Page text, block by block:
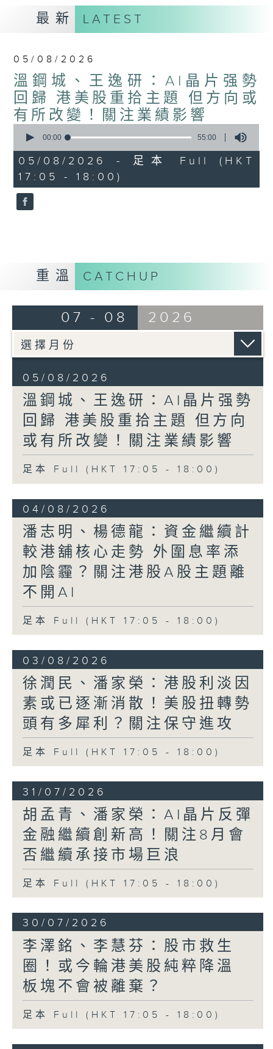
星期四【解鎖A股賽道】探索北水流向
星期五 【金錢本色——透視華爾街】直擊美
走在理財第e線。
最新 LATEST
05/08/2026
溫鋼城、王逸研：AI晶片强勢
回歸 港美股重拾主題 但方向或
有所改變！關注業績影響
seconds
55
minutes,
0
seconds
00:00 55:00
05/08/2026 - 足本 Full (HKT
17:05 - 18:00)
重溫 CATCHUP
07 - 08 2026
05/08/2026
溫鋼城、王逸研：AI晶片强勢
回歸 港美股重拾主題 但方向
或有所改變！關注業績影響
足本 Full (HKT 17:05 - 18:00)
04/08/2026
潘志明、楊德龍：資金繼續計
較港舖核心走勢 外圍息率添
加陰霾？關注港股A股主題離
不開AI
足本 Full (HKT 17:05 - 18:00)
03/08/2026
徐潤民、潘家榮：港股利淡因
素或已逐漸消散！美股扭轉勢
頭有多犀利？關注保守進攻
足本 Full (HKT 17:05 - 18:00)
31/07/2026
胡孟青、潘家榮：AI晶片反彈
金融繼續創新高！關注8月會
否繼續承接市場巨浪
足本 Full (HKT 17:05 - 18:00)
30/07/2026
李澤銘、李慧芬：股市救生
圈！或今輪港美股純粹降溫
板塊不會被離棄？
足本 Full (HKT 17:05 - 18:00)